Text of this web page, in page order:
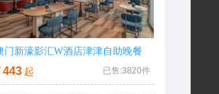
门新濠影汇W酒店津津自助晚餐
443 起 已售:3820件